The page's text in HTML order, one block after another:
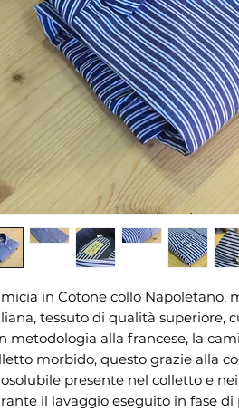
in Cotone collo
tessuto di qualità superiore,
metodologia alla francese, la
morbido, questo grazie alla
presente nel colletto e
il lavaggio eseguito in fase